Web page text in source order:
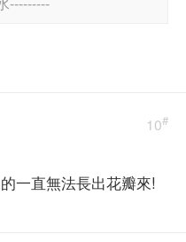
10#
一直無法長出花瓣來!